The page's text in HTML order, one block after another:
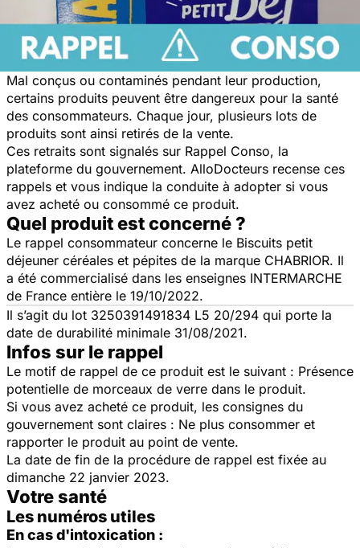
Mal conçus ou contaminés pendant leur production,
certains produits peuvent être dangereux pour la santé
des consommateurs. Chaque jour, plusieurs lots de
produits sont ainsi retirés de la vente.
Ces retraits sont signalés sur Rappel Conso, la
plateforme du gouvernement. AlloDocteurs recense ces
rappels et vous indique la conduite à adopter si vous
avez acheté ou consommé ce produit.
Quel produit est concerné ?
Le rappel consommateur concerne le Biscuits petit
déjeuner céréales et pépites de la marque CHABRIOR. Il
a été commercialisé dans les enseignes INTERMARCHE
de France entière le 19/10/2022.
Il s’agit du lot 3250391491834 L5 20/294 qui porte la
date de durabilité minimale 31/08/2021.
Infos sur le rappel
Le motif de rappel de ce produit est le suivant : Présence
potentielle de morceaux de verre dans le produit.
Si vous avez acheté ce produit, les consignes du
gouvernement sont claires : Ne plus consommer et
rapporter le produit au point de vente.
La date de fin de la procédure de rappel est fixée au
dimanche 22 janvier 2023.
Votre santé
Les numéros utiles
En cas d'intoxication :